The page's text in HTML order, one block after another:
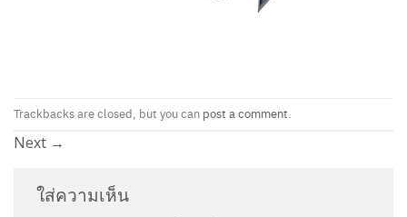
Trackbacks are closed, but you can post a comment.
Next →
ใส่ความเห็น